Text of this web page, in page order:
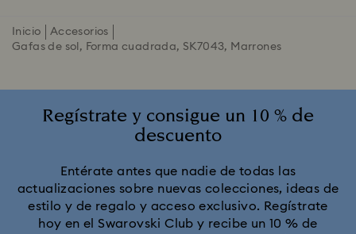
Inicio
Accesorios
Gafas de sol, Forma cuadrada, SK7043, Marrones
Regístrate y consigue un 10 % de
descuento
Entérate antes que nadie de todas las
actualizaciones sobre nuevas colecciones, ideas de
estilo y de regalo y acceso exclusivo. Regístrate
hoy en el Swarovski Club y recibe un 10 % de